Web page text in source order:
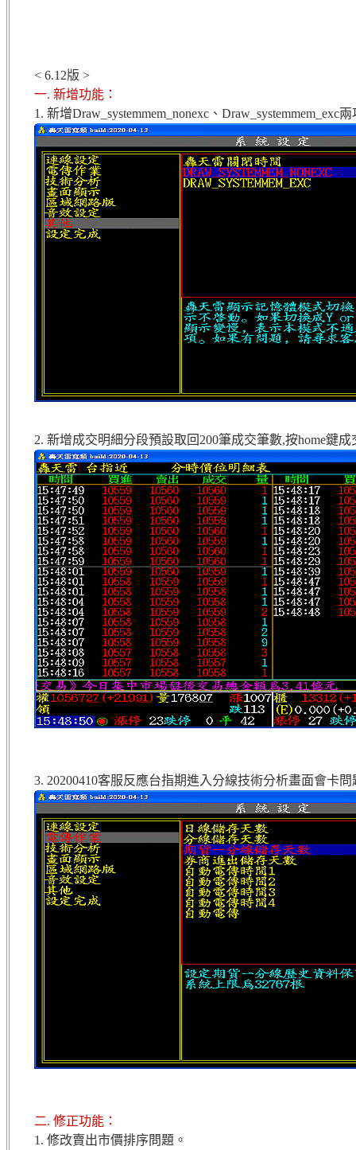
< 6.12版 >
一. 新增功能：
1. 新增Draw_systemmem_nonexc、
2. 新增成交明細分段預設取回200筆成交筆數,按home鍵
3. 20200410客服反應台指期進入分線技術分析畫面會卡
二. 修正功能：
1. 修改賣出市價排序問題。